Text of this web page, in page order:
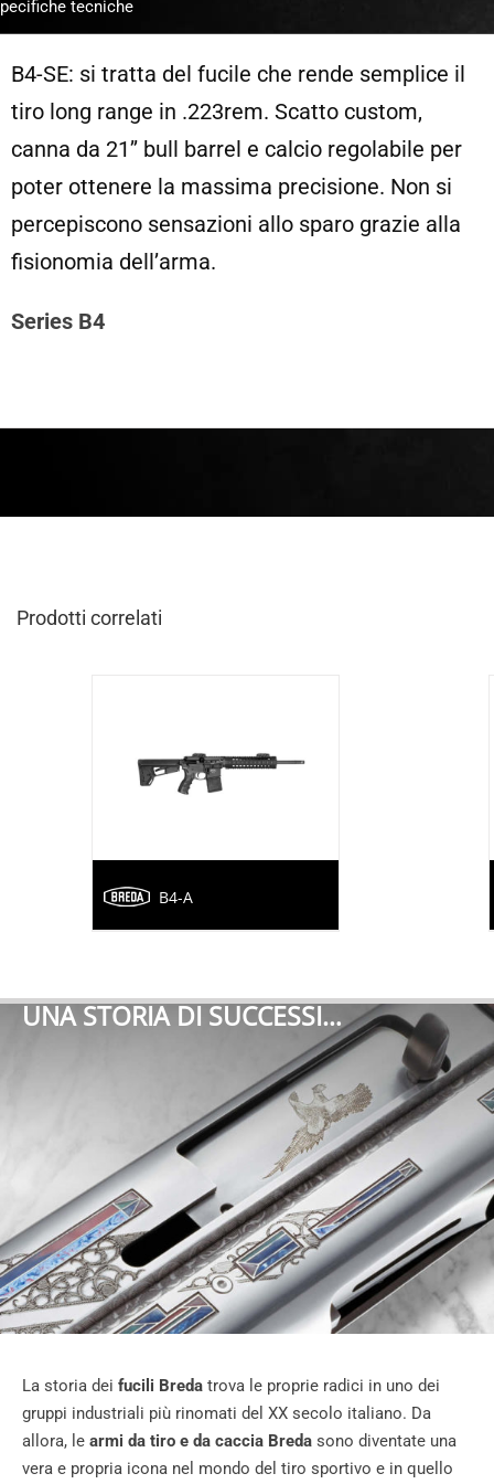
tecniche
B4-SE: si tratta del fucile che rende semplice il
tiro long range in .223rem. Scatto custom,
canna da 21’’ bull barrel e calcio regolabile per
poter ottenere la massima precisione. Non si
percepiscono sensazioni allo sparo grazie alla
fisionomia dell’arma.
Series B4
Prodotti correlati
B4-A
UNA STORIA DI SUCCESSI…
La storia dei fucili Breda trova le proprie radici in uno dei
gruppi industriali più rinomati del XX secolo italiano. Da
allora, le armi da tiro e da caccia Breda sono diventate una
vera e propria icona nel mondo del tiro sportivo e in quello